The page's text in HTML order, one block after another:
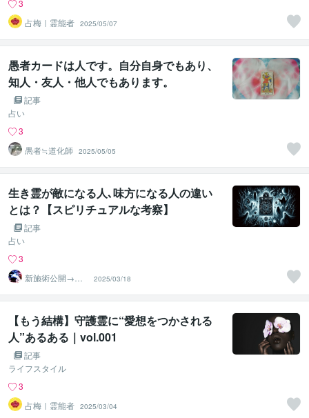
3
占梅｜霊能者 2025/05/07
愚者カードは人です。自分自身でもあり、
知人・友人・他人でもあります。
記事
占い
3
愚者≒道化師 2025/05/05
生き霊が敵になる人､味方になる人の違い
とは？【スピリチュアルな考察】
記事
占い
3
新施術公開→≪
相手意識強制変
化≫◆星桜龍
2025/03/18
【もう結構】守護霊に“愛想をつかされる
人”あるある｜vol.001
記事
ライフスタイル
3
占梅｜霊能者 2025/03/04